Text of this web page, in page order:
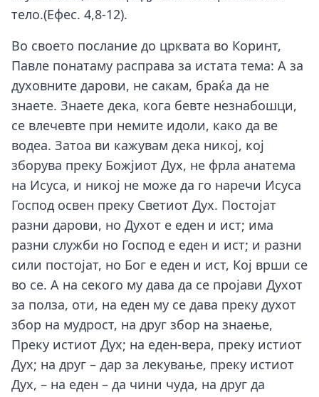
тело.(Ефес. 4,8-12).
Во своето послание до црквата во Коринт,
Павле понатаму расправа за истата тема: А за
духовните дарови, не сакам, браќа да не
знаете. Знаете дека, кога бевте незнабошци,
се влечевте при немите идоли, како да ве
водеа. Затоа ви кажувам дека никој, кој
зборува преку Божјиот Дух, не фрла анатема
на Исуса, и никој не може да го наречи Исуса
Господ освен преку Светиот Дух. Постојат
разни дарови, но Духот е еден и ист; има
разни служби но Господ е еден и ист; и разни
сили постојат, но Бог е еден и ист, Кој врши се
во се. А на секого му дава да се пројави Духот
за полза, оти, на еден му се дава преку духот
збор на мудрост, на друг збор на знаење,
Преку истиот Дух; на еден-вера, преку истиот
Дух; на друг – дар за лекување, преку истиот
Дух, – на еден – да чини чуда, на друг да